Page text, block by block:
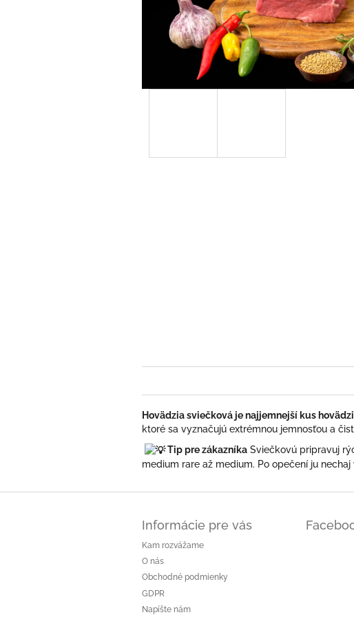
Hovädzia sviečková je najjemnejší kus
ktoré sa vyznačujú extrémnou jemnosťou a
Tip pre zákazníka Sviečkovú pripravuj
medium rare až medium. Po opečení ju
Informácie pre vás
Kam rozvážame
O nás
Obchodné podmienky
GDPR
Napíšte nám